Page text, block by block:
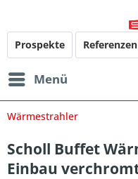
Prospekte Referenzen
Menü
Wärmestrahler
Scholl Buffet
Einbau